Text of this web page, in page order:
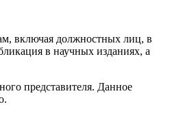
включая должностных лиц, в
в научных изданиях, а
представителя. Данное